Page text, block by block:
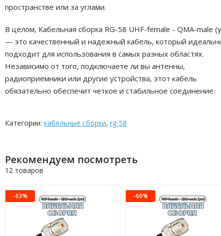
пространстве или за углами.
В целом, Кабельная сборка RG-58 UHF-female - QMA-male
— это качественный и надежный кабель, который
подходит для использования в самых разных областях.
Независимо от того, подключаете ли вы антенны,
радиоприемники или другие устройства, этот кабель
обязательно обеспечит четкое и стабильное соединение.
Категории: кабельные сборки, rg-58
Рекомендуем посмотреть
12 товаров
-63% -60%